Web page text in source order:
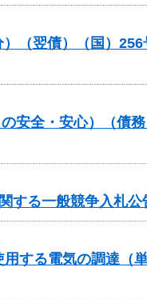
）（翌債）（国）
安全・安心）（債
する一般競争入札公
する電気の調達（